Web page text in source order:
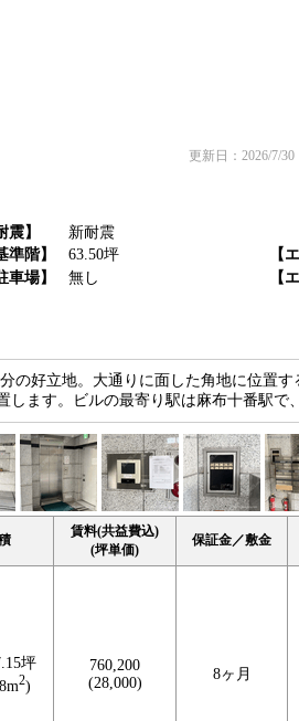
更新日：2026/7/30
震】
新耐震
準階】
63.50坪
【
車場】
無し 【
の好立地。大通りに面した角地に位置
します。ビルの最寄り駅は麻布十番駅
賃料(共益費込)
(坪単価)
保証金／敷金
坪
2)
760,200
(28,000)
8ヶ月